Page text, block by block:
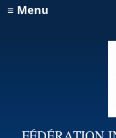
≡ Menu